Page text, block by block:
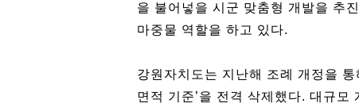
을 불어넣을 시군 맞춤형 개발을 추
마중물 역할을 하고 있다.
강원자치도는 지난해 조례 개정을
면적 기준’을 전격 삭제했다. 대규모